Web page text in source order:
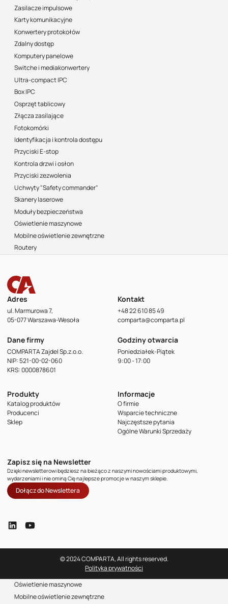
Zasilacze impulsowe
Karty komunikacyjne
Konwertery protokołów
Zdalny dostęp
Komputery panelowe
Switche i mediakonwertery
Ultra-compact IPC
Box IPC
Osprzęt tablicowy
Złącza zasilające
Fotokomórki
Identyfikacja i kontrola dostępu
Przyciski E-stop
Kontrola drzwi i osłon
Przyciski zezwolenia
Uchwyty "Safety commander"
Skanery laserowe
Moduły bezpieczeństwa
Oświetlenie maszynowe
Mobilne oświetlenie zewnętrzne
Routery
Adres
ul. Marmurowa 7,
05-077 Warszawa-Wesoła
Kontakt
+48 22 610 85 49
comparta@comparta.pl
Dane firmy
COMPARTA Zajdel Sp.z.o.o.
NIP: 521-00-02-060
KRS: 0000878601
Godziny otwarcia
Poniedziałek-Piątek
9:00 - 17:00
Zapisz się na Newsletter
Dzięki newsletterowi będziesz na bieżąco z naszymi nowościami produktowymi,
wydarzeniami i nie ominą Cię najlepsze promocje w naszym sklepie.
Dołącz do Newslettera
Produkty
Katalog produktów
Producenci
Sklep
Informacje
O firmie
Wsparcie techniczne
Najczęstsze pytania
Ogólne Warunki Sprzedaży
© 2024 COMPARTA, All rights reserved.
Polityka prywatności
Oświetlenie maszynowe
Mobilne oświetlenie zewnętrzne